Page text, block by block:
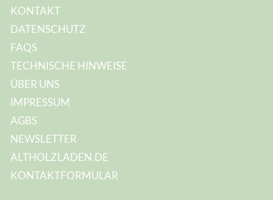
KONTAKT
DATENSCHUTZ
FAQS
TECHNISCHE HINWEISE
ÜBER UNS
IMPRESSUM
AGBS
NEWSLETTER
ALTHOLZLADEN.DE
KONTAKTFORMULAR